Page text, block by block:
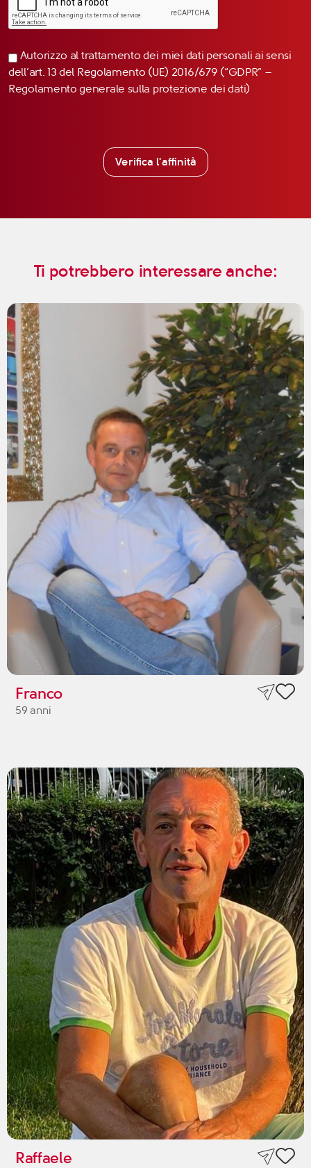
Autorizzo al trattamento dei miei dati personali ai sensi
dell’art. 13 del Regolamento (UE) 2016/679 (“GDPR” –
Regolamento generale sulla protezione dei dati)
Verifica l'affinità
Ti potrebbero interessare anche:
Franco
59 anni
Raffaele